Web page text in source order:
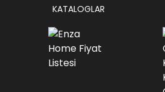
KATALOGLAR